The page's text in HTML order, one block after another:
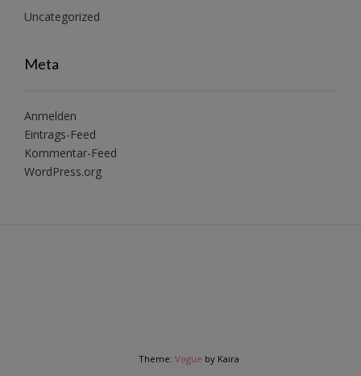
Uncategorized
Meta
Anmelden
Eintrags-Feed
Kommentar-Feed
WordPress.org
Theme: Vogue by Kaira